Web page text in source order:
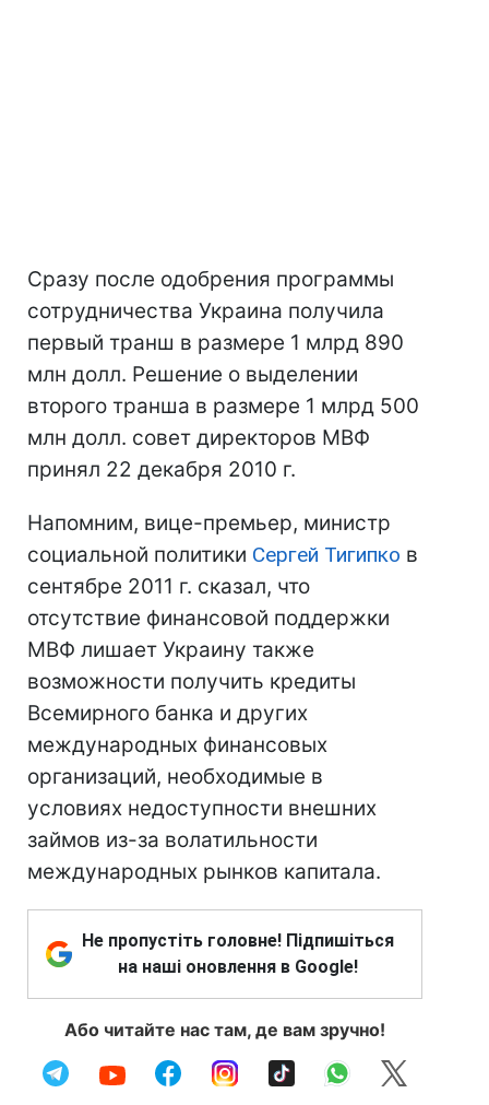
Сразу после одобрения программы
сотрудничества Украина получила
первый транш в размере 1 млрд 890
млн долл. Решение о выделении
второго транша в размере 1 млрд 500
млн долл. совет директоров МВФ
принял 22 декабря 2010 г.
Напомним, вице-премьер, министр
социальной политики Сергей Тигипко в
сентябре 2011 г. сказал, что
отсутствие финансовой поддержки
МВФ лишает Украину также
возможности получить кредиты
Всемирного банка и других
международных финансовых
организаций, необходимые в
условиях недоступности внешних
займов из-за волатильности
международных рынков капитала.
Не пропустіть головне! Підпишіться
на наші оновлення в Google!
Або читайте нас там, де вам зручно!